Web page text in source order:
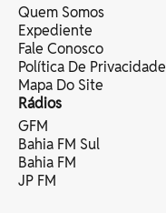
Quem Somos
Expediente
Fale Conosco
Política De Privacidade
Mapa Do Site
Rádios
GFM
Bahia FM Sul
Bahia FM
JP FM